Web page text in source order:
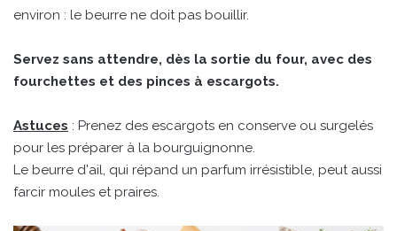
environ : le beurre ne doit pas bouillir.
Servez sans attendre, dès la sortie du four, avec des
fourchettes et des pinces à escargots.
Astuces : Prenez des escargots en conserve ou surgelés
pour les préparer à la bourguignonne.
Le beurre d'ail, qui répand un parfum irrésistible, peut aussi
farcir moules et praires.